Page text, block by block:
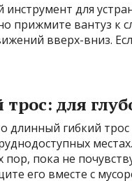
инструмент для
прижмите вантуз к
вверх-вниз.
для
длинный гибкий
пор, пока не
его вместе с